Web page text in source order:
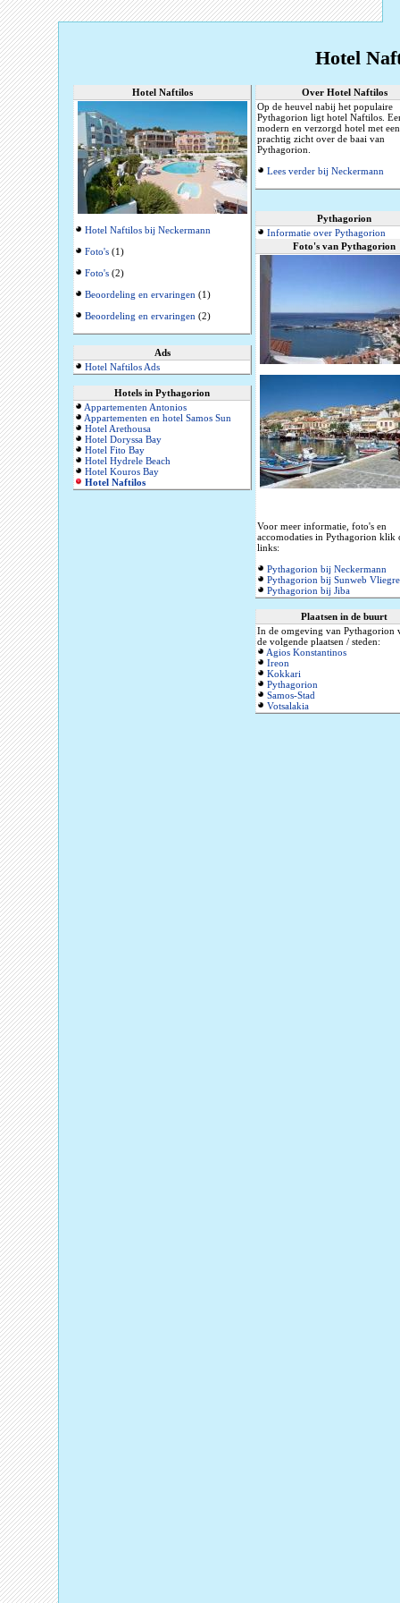
Hotel
Hotel Naftilos
Hotel Naftilos bij Neckermann
Foto's (1)
Foto's (2)
Beoordeling en ervaringen (1)
Beoordeling en ervaringen (2)
Ads
Hotel Naftilos Ads
Hotels in Pythagorion
Appartementen Antonios
Appartementen en hotel Samos Sun
Hotel Arethousa
Hotel Doryssa Bay
Hotel Fito Bay
Hotel Hydrele Beach
Hotel Kouros Bay
Hotel Naftilos
Over Hotel Naftilos
Op de heuvel nabij het populaire
Pythagorion ligt hotel Naftilos.
modern en verzorgd hotel met een
prachtig zicht over de baai van
Pythagorion.
Lees verder bij Neckermann
Pythagorion
Informatie over Pythagorion
Foto's van Pythagorion
Voor meer informatie, foto's en
accomodaties in Pythagorion klik
links:
Pythagorion bij Neckermann
Pythagorion bij Sunweb
Pythagorion bij Jiba
Plaatsen in de buurt
In de omgeving van Pythagorion
de volgende plaatsen / steden:
Agios Konstantinos
Ireon
Kokkari
Pythagorion
Samos-Stad
Votsalakia